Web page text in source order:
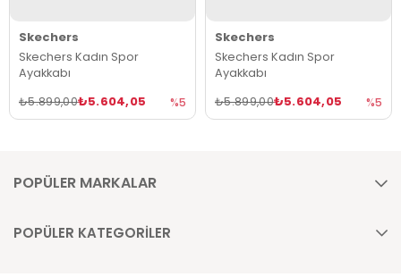
Skechers
Skechers Kadın Spor
Ayakkabı
₺5.604,05
₺5.899,00 %5
Skechers
Skechers Kadın Spor
Ayakkabı
₺5.604,05
₺5.899,00 %5
POPÜLER MARKALAR
POPÜLER KATEGORİLER